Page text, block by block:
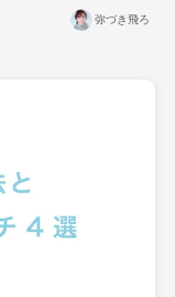
弥づき飛ろ